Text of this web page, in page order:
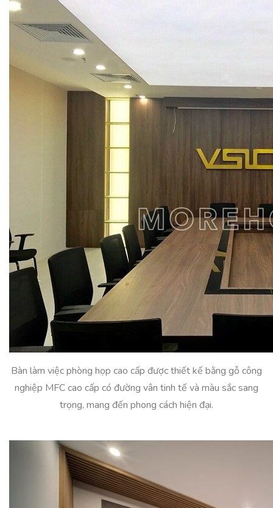
Bàn làm việc phòng họp cao cấp được thiết kế bằng gỗ công
nghiệp MFC cao cấp có đường vân tinh tế và màu sắc sang
trọng, mang đến phong cách hiện đại.